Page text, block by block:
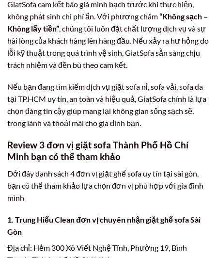
GiatSofa cam kết báo giá minh bạch trước khi thực hiện,
không phát sinh chi phí ẩn. Với phương châm“Không sạch –
Không lấy tiền” , chúng tôi luôn đặt chất lượng dịch vụ và sự
hài lòng của khách hàng lên hàng đầu. Nếu xảy ra hư hỏng do
lỗi kỹ thuật trong quá trình vệ sinh, GiatSofa sẵn sàng chịu
trách nhiệm và đền bù theo cam kết.
Nếu bạn đang tìm kiếm dịch vụ giặt sofa nỉ, sofa vải, sofa da
tại TP.HCM uy tín, an toàn và hiệu quả, GiatSofa chính là lựa
chọn đáng tin cậy giúp mang lại không gian sống sạch sẽ,
trong lành và thoải mái cho gia đình bạn.
Review 3 đơn vị giặt sofa Thành Phố Hồ Chí
Minh bạn có thể tham khảo
Dới đây danh sách 4 đơn vị giặt ghế sofa uy tín tại sài gòn,
bạn có thể tham khảo lựa chọn đơn vị phù hợp với gia đình
mình
1. Trung Hiếu Clean đơn vị chuyên nhận giặt ghế sofa Sài
Gòn
Địa chỉ: Hẻm 300 Xô Viết Nghệ Tĩnh, Phường 19, Bình